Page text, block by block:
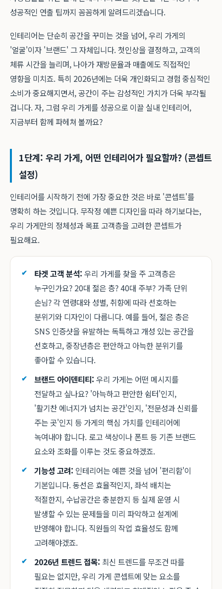
성공적인 연출 팁까지 꼼꼼하게 알려드리겠습니다.
인테리어는 단순히 공간을 꾸미는 것을 넘어, 우리 가게의
'얼굴'이자 '브랜드' 그 자체입니다. 첫인상을 결정하고, 고객의
체류 시간을 늘리며, 나아가 재방문율과 매출에도 직접적인
영향을 미치죠. 특히 2026년에는 더욱 개인화되고 경험 중심적인
소비가 중요해지면서, 공간이 주는 감성적인 가치가 더욱 부각될
겁니다. 자, 그럼 우리 가게를 성공으로 이끌 실내 인테리어,
지금부터 함께 파헤쳐 볼까요?
1단계: 우리 가게, 어떤 인테리어가 필요할까? (콘셉트
설정)
인테리어를 시작하기 전에 가장 중요한 것은 바로 '콘셉트'를
명확히 하는 것입니다. 무작정 예쁜 디자인을 따라 하기보다는,
우리 가게만의 정체성과 목표 고객층을 고려한 콘셉트가
필요해요.
타겟 고객 분석: 우리 가게를 찾을 주 고객층은
누구인가요? 20대 젊은 층? 40대 주부? 가족 단위
손님? 각 연령대와 성별, 취향에 따라 선호하는
분위기와 디자인이 다릅니다. 예를 들어, 젊은 층은
SNS 인증샷을 유발하는 독특하고 개성 있는 공간을
선호하고, 중장년층은 편안하고 아늑한 분위기를
좋아할 수 있습니다.
브랜드 아이덴티티: 우리 가게는 어떤 메시지를
전달하고 싶나요? '아늑하고 편안한 쉼터'인지,
'활기찬 에너지가 넘치는 공간'인지, '전문성과 신뢰를
주는 곳'인지 등 가게의 핵심 가치를 인테리어에
녹여내야 합니다. 로고 색상이나 폰트 등 기존 브랜드
요소와 조화를 이루는 것도 중요하겠죠.
기능성 고려: 인테리어는 예쁜 것을 넘어 '편리함'이
기본입니다. 동선은 효율적인지, 좌석 배치는
적절한지, 수납공간은 충분한지 등 실제 운영 시
발생할 수 있는 문제들을 미리 파악하고 설계에
반영해야 합니다. 직원들의 작업 효율성도 함께
고려해야겠죠.
2026년 트렌드 접목: 최신 트렌드를 무조건 따를
필요는 없지만, 우리 가게 콘셉트에 맞는 요소를